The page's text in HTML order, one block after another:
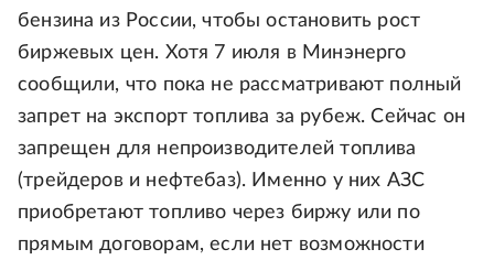
бензина из России, чтобы остановить рост
биржевых цен. Хотя 7 июля в Минэнерго
сообщили, что пока не рассматривают полный
запрет на экспорт топлива за рубеж. Сейчас он
запрещен для непроизводителей топлива
(трейдеров и нефтебаз). Именно у них АЗС
приобретают топливо через биржу или по
прямым договорам, если нет возможности